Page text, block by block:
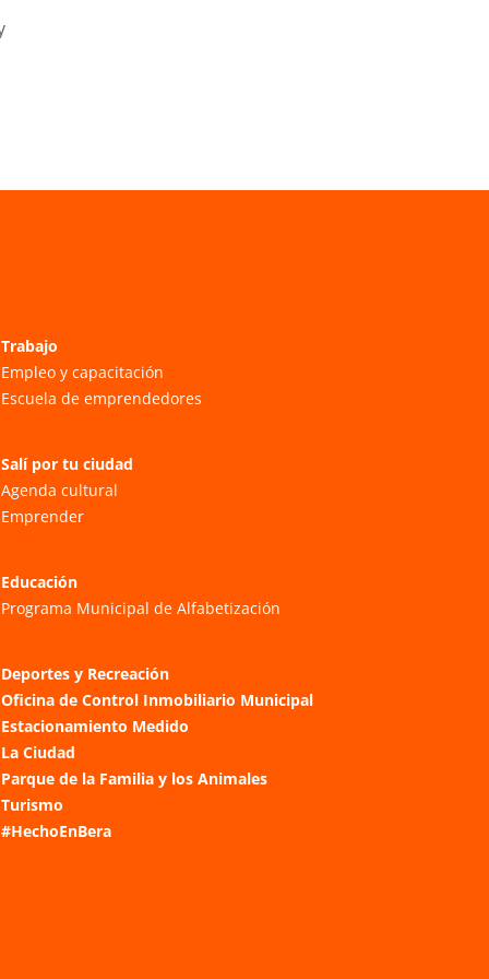
Trabajo
Empleo y capacitación
Escuela de emprendedores
Salí por tu ciudad
Agenda cultural
Emprender
Educación
Programa Municipal de Alfabetización
Deportes y Recreación
Oficina de Control Inmobiliario Municipal
Estacionamiento Medido
La Ciudad
Parque de la Familia y los Animales
Turismo
#HechoEnBera